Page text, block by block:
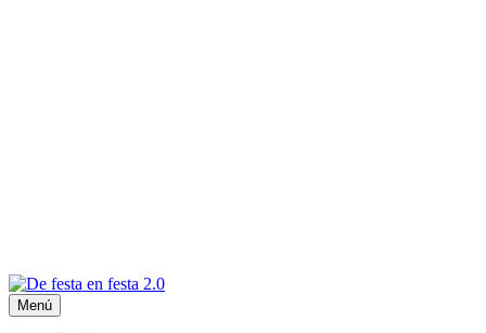
De festa en festa 2.0
Menú